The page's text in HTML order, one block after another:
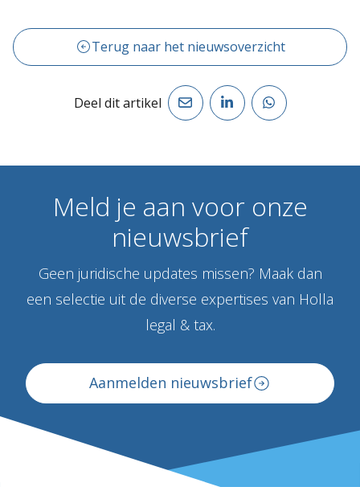
Terug naar het nieuwsoverzicht
Deel dit artikel
Meld je aan voor onze
nieuwsbrief
Geen juridische updates missen? Maak dan
een selectie uit de diverse expertises van Holla
legal & tax.
Aanmelden nieuwsbrief